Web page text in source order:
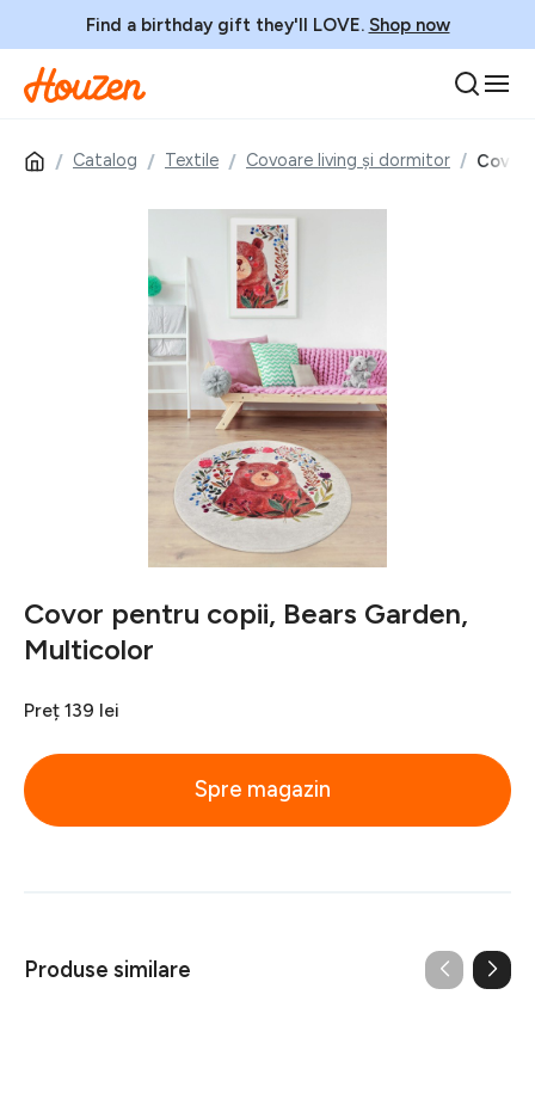
Find a birthday gift they'll LOVE. Shop now
Catalog Textile Covoare living și dormitor Covor
Covor pentru copii, Bears Garden,
Multicolor
Preț 139 lei
Spre magazin
Produse similare